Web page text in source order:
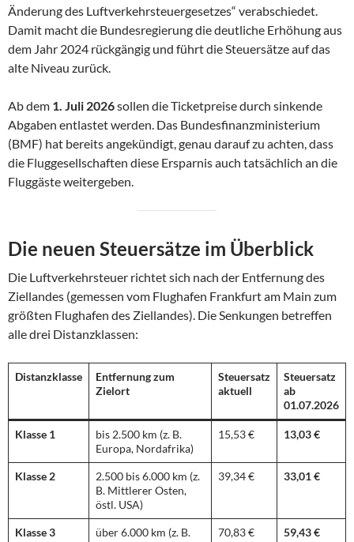
Änderung des Luftverkehrsteuergesetzes“ verabschiedet.
Damit macht die Bundesregierung die deutliche Erhöhung aus
dem Jahr 2024 rückgängig und führt die Steuersätze auf das
alte Niveau zurück.
Ab dem 1. Juli 2026sollen die Ticketpreise durch sinkende
Abgaben entlastet werden. Das Bundesfinanzministerium
(BMF) hat bereits angekündigt, genau darauf zu achten, dass
die Fluggesellschaften diese Ersparnis auch tatsächlich an die
Fluggäste weitergeben.
Die neuen Steuersätze im Überblick
Die Luftverkehrsteuer richtet sich nach der Entfernung des
Ziellandes (gemessen vom Flughafen Frankfurt am Main zum
größten Flughafen des Ziellandes). Die Senkungen betreffen
alle drei Distanzklassen:
Distanzklasse
Entfernung zum
Zielort
Steuersatz
aktuell
Steuersatz
ab
01.07.2026
Klasse 1
bis 2.500 km (z. B.
Europa, Nordafrika)
15,53 € 13,03 €
Klasse 2
2.500 bis 6.000 km (z.
B. Mittlerer Osten,
östl. USA)
39,34 € 33,01 €
Klasse 3
über 6.000 km (z. B.
70,83 € 59,43 €